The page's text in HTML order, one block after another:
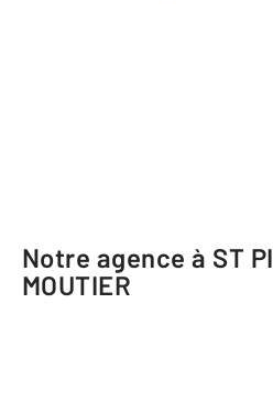
Notre agence à ST
MOUTIER